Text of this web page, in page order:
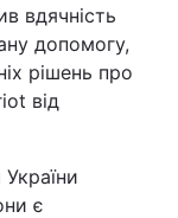
вдячність
допомогу,
рішень про
від
є